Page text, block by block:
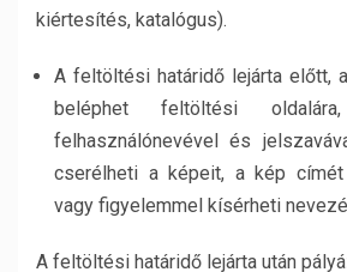
kiértesítés, katalógus).
A feltöltési határidő lejárta előtt,
beléphet feltöltési
felhasználónevével és
cserélheti a képeit, a kép címét
vagy figyelemmel kísérheti
A feltöltési határidő lejárta után